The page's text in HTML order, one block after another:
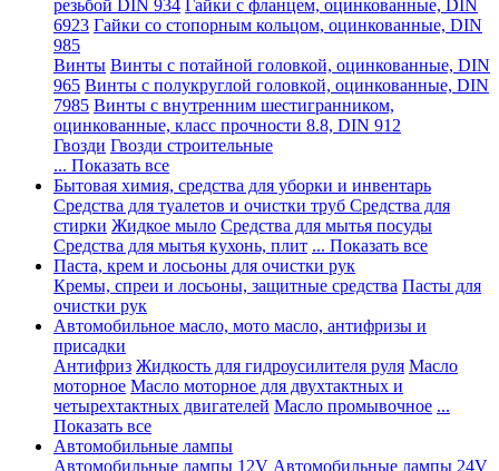
резьбой DIN 934 Гайки с фланцем, оцинкованные, DIN
6923 Гайки со стопорным кольцом, оцинкованные, DIN
985
Винты Винты с потайной головкой, оцинкованные, DIN
965 Винты с полукруглой головкой, оцинкованные, DIN
7985 Винты с внутренним шестигранником,
оцинкованные, класс прочности 8.8, DIN 912
Гвозди Гвозди строительные
... Показать все
Бытовая химия, средства для уборки и инвентарь
Средства для туалетов и очистки труб Средства для
стирки Жидкое мыло Средства для мытья посуды
Средства для мытья кухонь, плит ... Показать все
Паста, крем и лосьоны для очистки рук
Кремы, спреи и лосьоны, защитные средства Пасты для
очистки рук
Автомобильное масло, мото масло, антифризы и
присадки
Антифриз Жидкость для гидроусилителя руля Масло
моторное Масло моторное для двухтактных и
четырехтактных двигателей Масло промывочное ...
Показать все
Автомобильные лампы
Автомобильные лампы 12V Автомобильные лампы 24V